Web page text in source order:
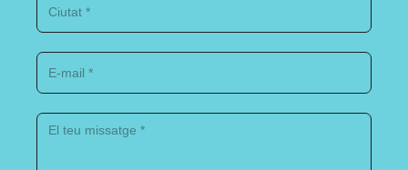
E-
El
missatge